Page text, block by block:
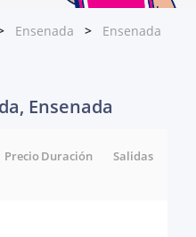
Ensenada Ensenada
Ensenada
Salidas
Duración
Precio